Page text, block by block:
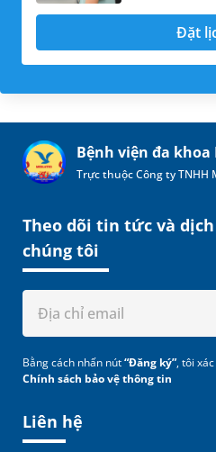
Đặt
Bệnh viện đa khoa
Trực thuộc Công ty TNHH
Liên hệ
Theo dõi tin tức và
chúng tôi
Bằng cách nhấn nút“Đăng ký”, tôi
Chính sách bảo vệ thông tin